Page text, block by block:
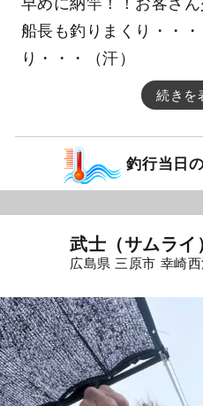
釣行日：2026年7月3日
キス （シロギス）
暑すぎで・・・・釣れた
早めに納竿！！お客さん